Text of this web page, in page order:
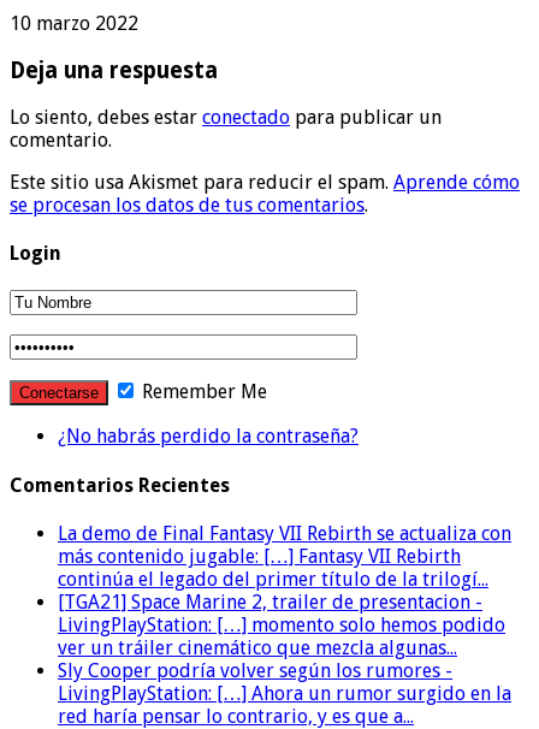
10 marzo 2022
Deja una respuesta
Lo siento, debes estar conectado para publicar un
comentario.
Este sitio usa Akismet para reducir el spam. Aprende cómo
se procesan los datos de tus comentarios.
Login
Remember Me
¿No habrás perdido la contraseña?
Comentarios Recientes
La demo de Final Fantasy VII Rebirth se actualiza con
más contenido jugable: […] Fantasy VII Rebirth
continúa el legado del primer título de la trilogí...
[TGA21] Space Marine 2, trailer de presentacion -
LivingPlayStation: […] momento solo hemos podido
ver un tráiler cinemático que mezcla algunas...
Sly Cooper podría volver según los rumores -
LivingPlayStation: […] Ahora un rumor surgido en la
red haría pensar lo contrario, y es que a...